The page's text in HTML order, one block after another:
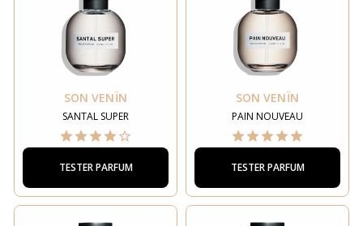
SON VENÏN
SANTAL SUPER
TESTER PARFUM
SON VENÏN
PAIN NOUVEAU
TESTER PARFUM